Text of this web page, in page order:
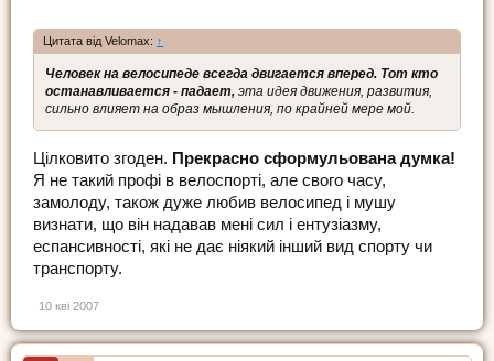
Цитата від Velomax: ↑
Человек на велосипеде всегда двигается вперед. Тот кто
останавливается - падает, эта идея движения, развития,
сильно влияет на образ мышления, по крайней мере мой.
Цілковито згоден. Прекрасно сформульована думка!
Я не такий профі в велоспорті, але свого часу,
замолоду, також дуже любив велосипед і мушу
визнати, що він надавав мені сил і ентузіазму,
еспансивності, які не дає ніякий інший вид спорту чи
транспорту.
10 кві 2007